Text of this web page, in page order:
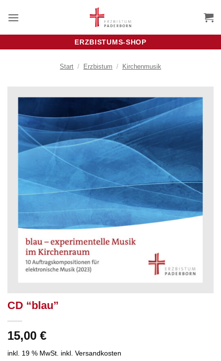
Inhalt
ERZBISTUMS-SHOP
Start / Erzbistum / Kirchenmusik
CD “blau”
15,00 €
inkl. 19 % MwSt. inkl. Versandkosten